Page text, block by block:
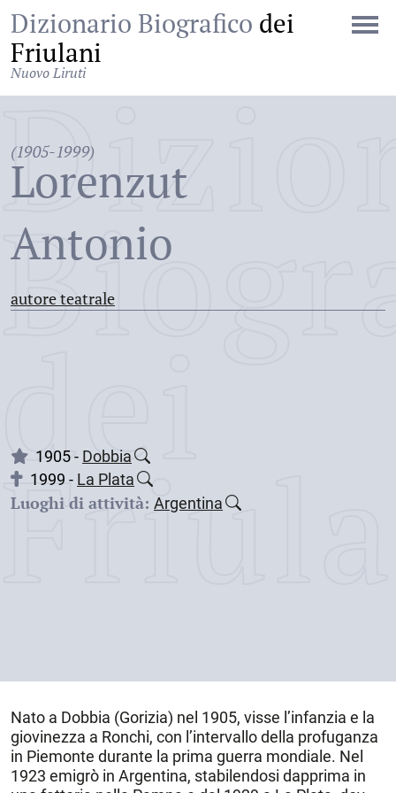
Dizionario Biografico dei
Friulani
Nuovo Liruti
(1905-1999)
Lorenzut
Antonio
autore teatrale
dei
1905 - Dobbia
1999 - La Plata
Luoghi di attività: Argentina
Nato a Dobbia (Gorizia) nel 1905, visse l’infanzia e la
giovinezza a Ronchi, con l’intervallo della profuganza
in Piemonte durante la prima guerra mondiale. Nel
1923 emigrò in Argentina, stabilendosi dapprima in